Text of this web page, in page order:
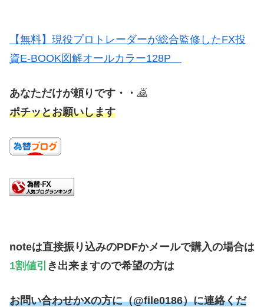
【無料】現役プロトレーダーが総合監修したFX投
資E-BOOK図解オールカラー128P
あなただけが頼りです・・ 🙇
ポチッとお願いします
noteは直接振り込みのPDFかメールで購入の場合は
1割値引 き出来ますので希望の方は
お問い合わせかXの方に（@file0186）に連絡くだ